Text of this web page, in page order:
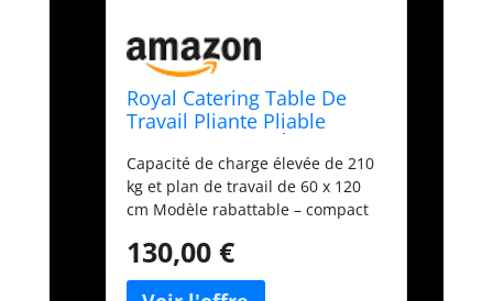
Royal Catering Table De
Travail Pliante Pliable
Professionnel RCAT-
120/60KE (Capacité De 210
kg, Surface De 60 x 120 cm,
INOX)
Capacité de charge élevée de 210
kg et plan de travail de 60 x 120
cm Modèle rabattable – compact
ressorts astucieux – montage et
démontage rapides Acier
130,00 €